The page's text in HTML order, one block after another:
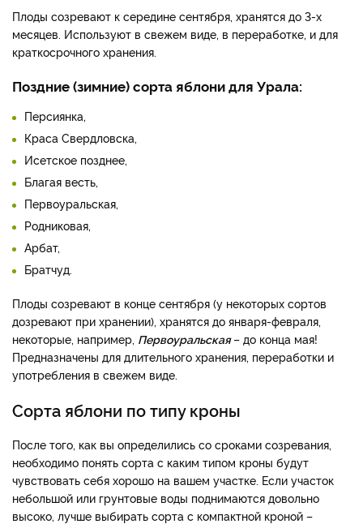
Плоды созревают к середине сентября, хранятся до 3-х
месяцев. Используют в свежем виде, в переработке, и для
краткосрочного хранения.
Поздние (зимние) сорта яблони для Урала:
Персиянка,
Краса Свердловска,
Исетское позднее,
Благая весть,
Первоуральская,
Родниковая,
Арбат,
Братчуд.
Плоды созревают в конце сентября (у некоторых сортов
дозревают при хранении), хранятся до января-февраля,
некоторые, например, Первоуральская– до конца мая!
Предназначены для длительного хранения, переработки и
употребления в свежем виде.
Сорта яблони по типу кроны
После того, как вы определились со сроками созревания,
необходимо понять сорта с каким типом кроны будут
чувствовать себя хорошо на вашем участке. Если участок
небольшой или грунтовые воды поднимаются довольно
высоко, лучше выбирать сорта с компактной кроной –